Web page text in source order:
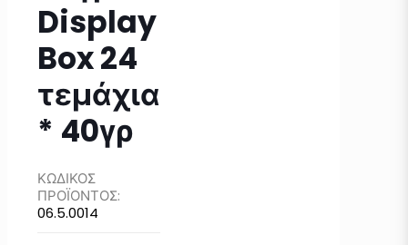
Display
Box 24
τεμάχια
* 40γρ
ΚΩΔΙΚΟΣ
ΠΡΟΪΟΝΤΟΣ:
06.5.0014